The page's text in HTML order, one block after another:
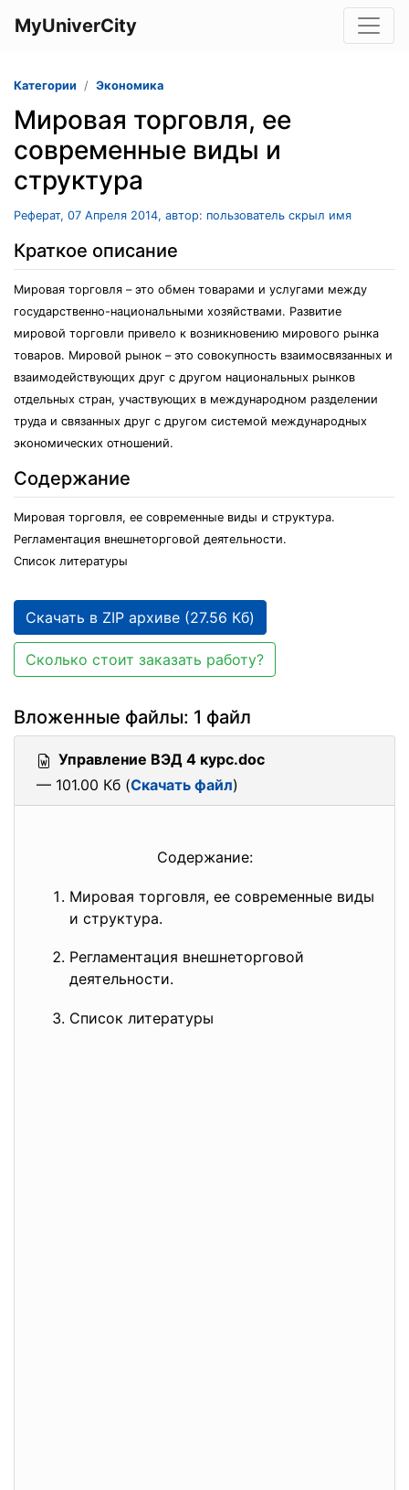
MyUniverCity
Категории Экономика
Мировая торговля, ее
современные виды и
структура
Реферат, 07 Апреля 2014, автор: пользователь скрыл имя
Краткое описание
Мировая торговля – это обмен товарами и услугами между
государственно-национальными хозяйствами. Развитие
мировой торговли привело к возникновению мирового рынка
товаров. Мировой рынок – это совокупность взаимосвязанных и
взаимодействующих друг с другом национальных рынков
отдельных стран, участвующих в международном разделении
труда и связанных друг с другом системой международных
экономических отношений.
Содержание
Мировая торговля, ее современные виды и структура.
Регламентация внешнеторговой деятельности.
Список литературы
Скачать в ZIP архиве (27.56 Кб)
Сколько стоит заказать работу?
Вложенные файлы: 1 файл
Управление ВЭД 4 курс.doc
— 101.00 Кб (Скачать файл)
Содержание:
Мировая торговля, ее современные виды
и структура.
Регламентация внешнеторговой
деятельности.
Список литературы